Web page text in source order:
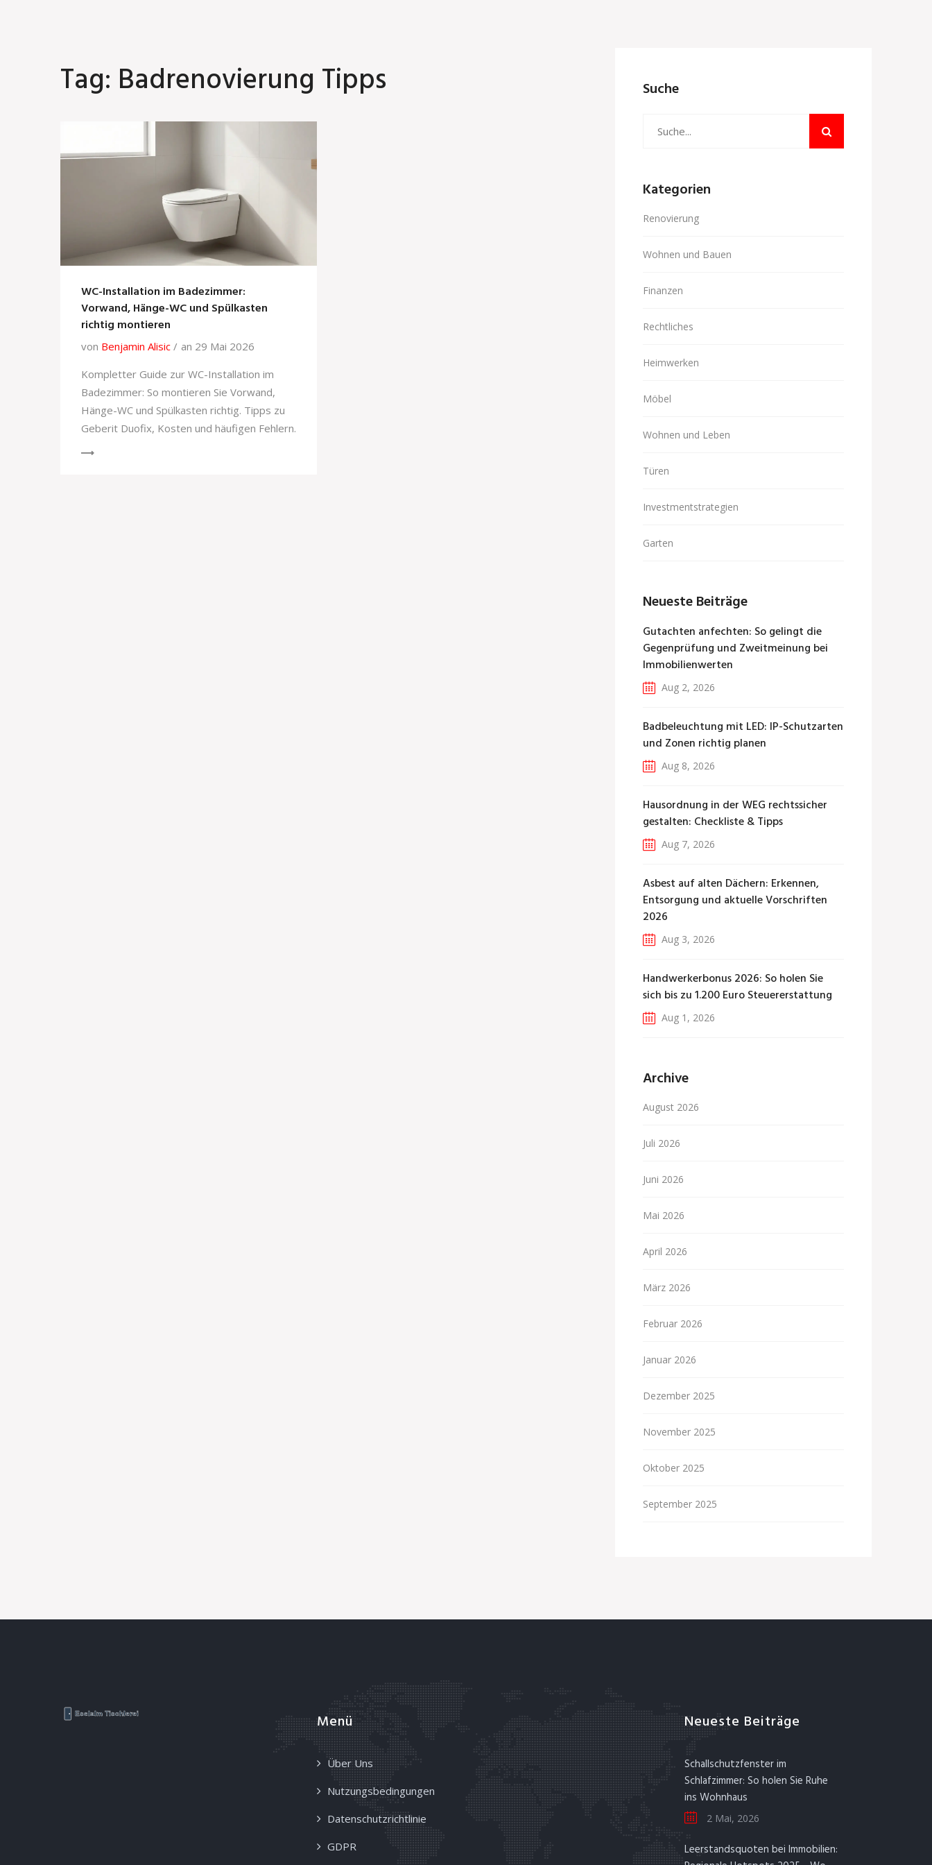
Tag: Badrenovierung Tipps
WC-Installation im Badezimmer:
Vorwand, Hänge-WC und Spülkasten
richtig montieren
von Benjamin Alisic
an 29 Mai 2026
Kompletter Guide zur WC-Installation im
Badezimmer: So montieren Sie Vorwand,
Hänge-WC und Spülkasten richtig. Tipps zu
Geberit Duofix, Kosten und häufigen Fehlern.
Suche
Kategorien
Renovierung
Wohnen und Bauen
Finanzen
Rechtliches
Heimwerken
Möbel
Wohnen und Leben
Türen
Investmentstrategien
Garten
Neueste Beiträge
Gutachten anfechten: So gelingt die
Gegenprüfung und Zweitmeinung bei
Immobilienwerten
Aug 2, 2026
Badbeleuchtung mit LED: IP-Schutzarten
und Zonen richtig planen
Aug 8, 2026
Hausordnung in der WEG rechtssicher
gestalten: Checkliste & Tipps
Aug 7, 2026
Asbest auf alten Dächern: Erkennen,
Entsorgung und aktuelle Vorschriften
2026
Aug 3, 2026
Handwerkerbonus 2026: So holen Sie
sich bis zu 1.200 Euro Steuererstattung
Aug 1, 2026
Archive
August 2026
Juli 2026
Juni 2026
Mai 2026
April 2026
März 2026
Februar 2026
Januar 2026
Dezember 2025
November 2025
Oktober 2025
September 2025
Menü
Über Uns
Nutzungsbedingungen
Datenschutzrichtlinie
GDPR
Neueste Beiträge
Schallschutzfenster im
Schlafzimmer: So holen Sie Ruhe
ins Wohnhaus
2 Mai, 2026
Leerstandsquoten bei Immobilien: